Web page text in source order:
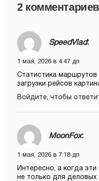
2 комментариев
SpeedVlad:
1 мая, 2026 в 4:47 дп
Статистика маршрутов
загрузки рейсов
Войдите, чтобы
MoonFox:
1 мая, 2026 в 7:18 дп
Интересно, а когда
не только для